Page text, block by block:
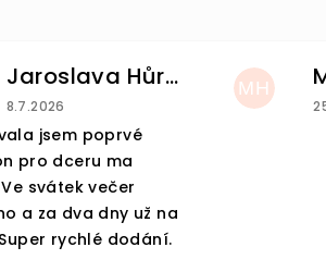
Jaroslava Hůrková
Hodnocení obchodu je 5 z 5
8.7.2026
jsem poprvé
pro dceru ma
svátek večer
a za dva dny už na
rychlé dodání.
MH